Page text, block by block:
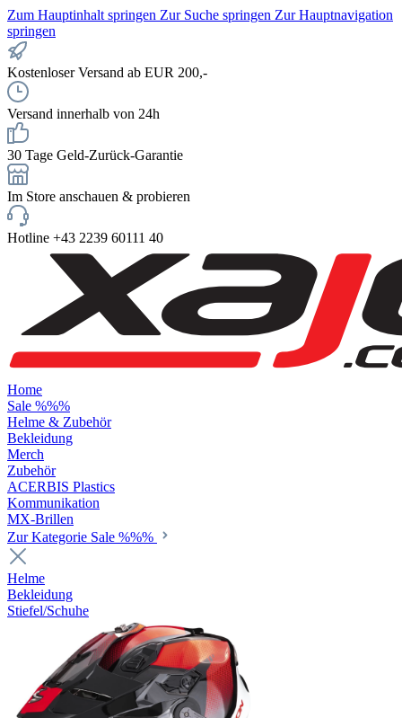
Zum Hauptinhalt springen Zur Suche springen Zur Hauptnavigation
springen
Kostenloser Versand ab EUR 200,-
Versand innerhalb von 24h
30 Tage Geld-Zurück-Garantie
Im Store anschauen & probieren
Hotline +43 2239 60111 40
Home
Sale %%%
Helme & Zubehör
Bekleidung
Merch
Zubehör
ACERBIS Plastics
Kommunikation
MX-Brillen
Zur Kategorie Sale %%%
Helme
Bekleidung
Stiefel/Schuhe